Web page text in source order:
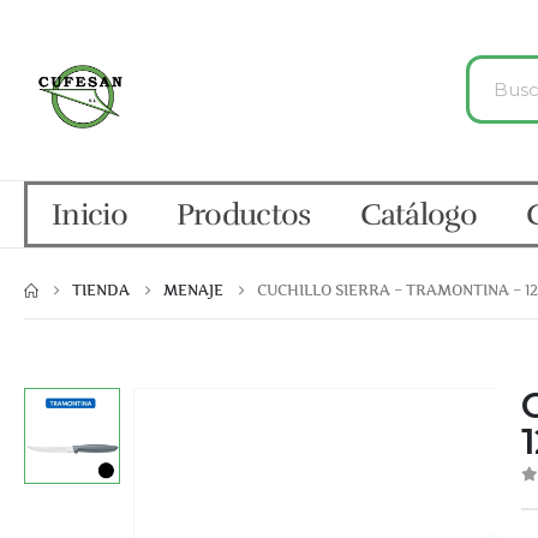
Inicio Productos Catálogo
TIENDA MENAJE CUCHILLO SIERRA – TRAMONTINA –